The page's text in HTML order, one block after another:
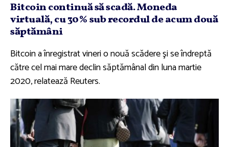
Bitcoin continuă să scadă. Moneda
virtuală, cu 30% sub recordul de acum două
săptămâni
Bitcoin a înregistrat vineri o nouă scădere şi se îndreptă
către cel mai mare declin săptămânal din luna martie
2020, relatează Reuters.